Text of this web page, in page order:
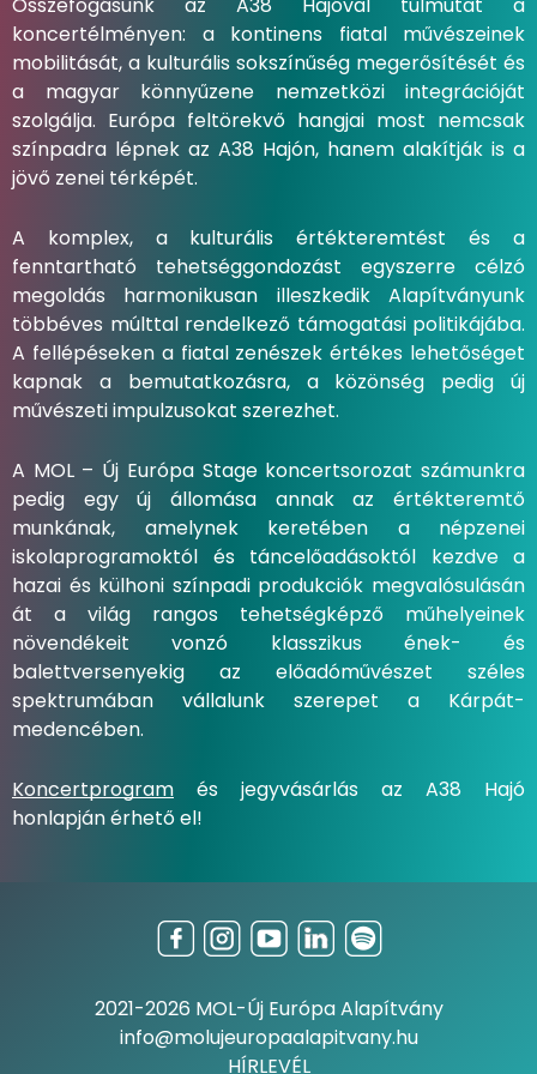
koncertélményen: a kontinens fiatal művészeinek
mobilitását, a kulturális sokszínűség megerősítését és
a magyar könnyűzene nemzetközi integrációját
szolgálja. Európa feltörekvő hangjai most nemcsak
színpadra lépnek az A38 Hajón, hanem alakítják is a
jövő zenei térképét.
A komplex, a kulturális értékteremtést és a
fenntartható tehetséggondozást egyszerre célzó
megoldás harmonikusan illeszkedik Alapítványunk
többéves múlttal rendelkező támogatási politikájába.
A fellépéseken a fiatal zenészek értékes lehetőséget
kapnak a bemutatkozásra, a közönség pedig új
művészeti impulzusokat szerezhet.
A MOL – Új Európa Stage koncertsorozat számunkra
pedig egy új állomása annak az értékteremtő
munkának, amelynek keretében a népzenei
iskolaprogramoktól és táncelőadásoktól kezdve a
hazai és külhoni színpadi produkciók megvalósulásán
át a világ rangos tehetségképző műhelyeinek
növendékeit vonzó klasszikus ének- és
balettversenyekig az előadóművészet széles
spektrumában vállalunk szerepet a Kárpát-
medencében.
Koncertprogram és jegyvásárlás az A38 Hajó
honlapján érhető el!
2021-2026 MOL-Új Európa Alapítvány
info@molujeuropaalapitvany.hu
HÍRLEVÉL